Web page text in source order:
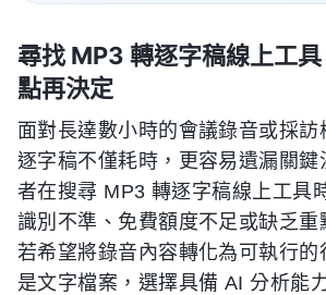
尋找 MP3 轉逐字稿線上工
點再決定
面對長達數小時的會議錄音或採訪
逐字稿不僅耗時，更容易遺漏關鍵
者在搜尋 MP3 轉逐字稿線上工具
識別不準、免費額度不足或缺乏重
若希望將錄音內容轉化為可執行的
是文字檔案，選擇具備 AI 分析能